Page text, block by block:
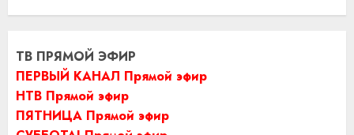
ТВ ПРЯМОЙ ЭФИР
ПЕРВЫЙ КАНАЛ Прямой эфир
НТВ Прямой эфир
ПЯТНИЦА Прямой эфир